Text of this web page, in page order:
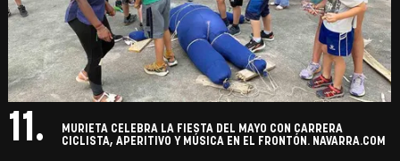
11.
MURIETA CELEBRA LA FIESTA DEL MAYO CON CARRERA
CICLISTA, APERITIVO Y MÚSICA EN EL FRONTÓN. NAVARRA.COM